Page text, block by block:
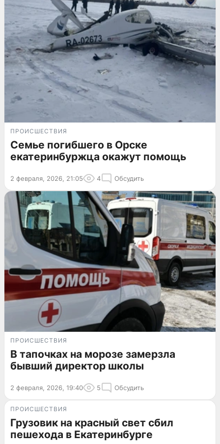
ПРОИСШЕСТВИЯ
Семье погибшего в Орске
екатеринбуржца окажут помощь
2 февраля, 2026, 21:05 4 Обсудить
ПРОИСШЕСТВИЯ
В тапочках на морозе замерзла
бывший директор школы
2 февраля, 2026, 19:40 5 Обсудить
ПРОИСШЕСТВИЯ
Грузовик на красный свет сбил
пешехода в Екатеринбурге